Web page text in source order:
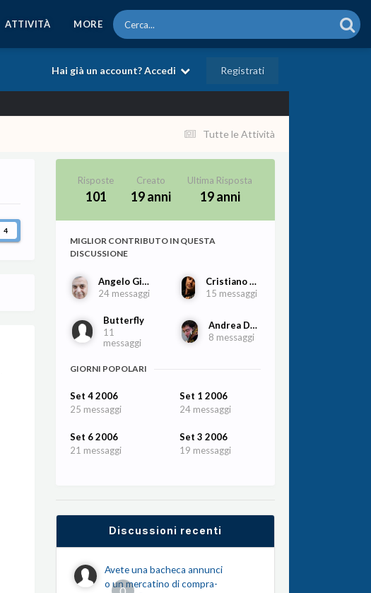
ATTIVITÀ MORE
Hai già un account? Accedi Registrati
Tutte le Attività
4
Risposte
101
Creato
19 anni
Ultima Risposta
19 anni
MIGLIOR CONTRIBUTO IN QUESTA
DISCUSSIONE
Angelo Gilardino
24 messaggi
Cristiano Porqueddu
15 messaggi
Butterfly
11
messaggi
Andrea De Vitis
8 messaggi
GIORNI POPOLARI
Set 4 2006
25 messaggi
Set 1 2006
24 messaggi
Set 6 2006
21 messaggi
Set 3 2006
19 messaggi
Discussioni recenti
Avete una bacheca annunci
o un mercatino di compra-